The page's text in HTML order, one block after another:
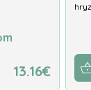
13.16€